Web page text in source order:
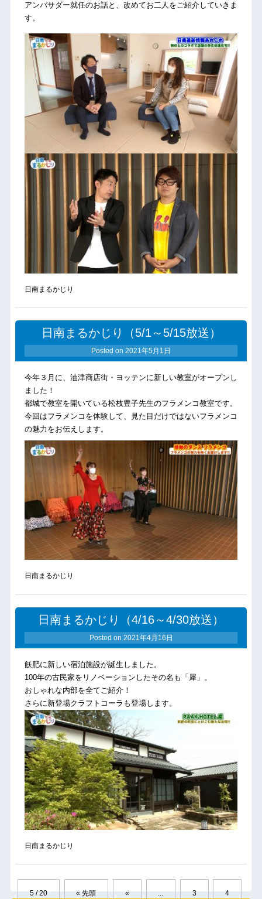
アンバサダー就任のお話と、改めてお二人をご紹介していきま
す。
日南まるかじり
日南まるかじり（5/1～5/15放送）
Posted on 2021年5月1日
今年３月に、油津商店街・ヨッテンに新しい教室がオープンし
ました！
都城で教室を開いている松枝豊子先生のフラメンコ教室です。
今回はフラメンコを体験して、見た目だけではないフラメンコ
の魅力をお伝えします。
日南まるかじり
日南まるかじり（4/16～4/30放送）
Posted on 2021年4月16日
飫肥に新しい宿泊施設が誕生しました。
100年の古民家をリノベーションしたその名も「犀」。
おしゃれな内部を全てご紹介！
さらに新登場クラフトコーラも登場します。
日南まるかじり
5 / 20 « 先頭 « ... 3 4